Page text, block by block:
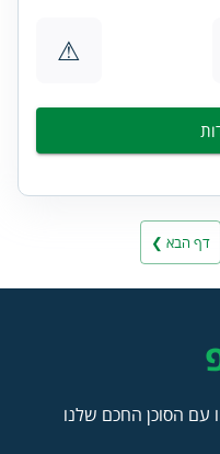
⚠
דף הבא ❯
עם הסוכן החכם שלנו